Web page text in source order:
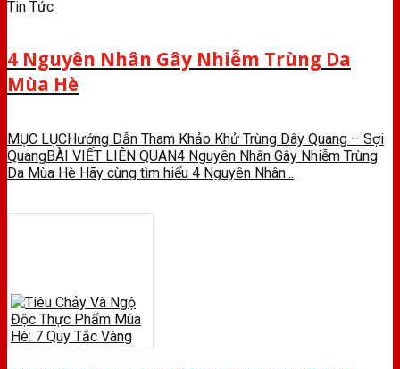
Tin Tức
4 Nguyên Nhân Gây Nhiễm Trùng Da
Mùa Hè
MỤC LỤCHướng Dẫn Tham Khảo Khử Trùng Dây Quang – Sợi
QuangBÀI VIẾT LIÊN QUAN4 Nguyên Nhân Gây Nhiễm Trùng
Da Mùa Hè Hãy cùng tìm hiểu 4 Nguyên Nhân...